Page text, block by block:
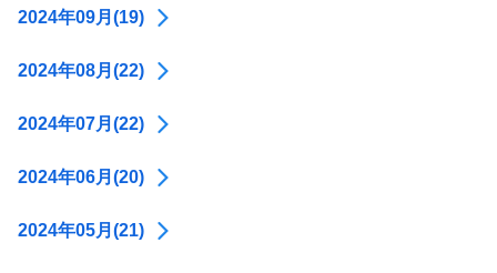
2024年09月(19)
2024年08月(22)
2024年07月(22)
2024年06月(20)
2024年05月(21)